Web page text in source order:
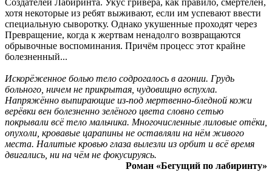
Создателей Лабиринта. Укус гривера, как правило, смертелен,
хотя некоторые из ребят выживают, если им успевают ввести
специальную сыворотку. Однако укушенные проходят через
Превращение, когда к жертвам ненадолго возвращаются
обрывочные воспоминания. Причём процесс этот крайне
болезненный...
Искорёженное болью тело содрогалось в агонии. Грудь
больного, ничем не прикрытая, чудовищно вспухла.
Напряжённо выпирающие из-под мертвенно-бледной кожи
верёвки вен болезненно зелёного цвета словно сетью
покрывали всё тело мальчика. Многочисленные лиловые отёки,
опухоли, кровавые царапины не оставляли на нём живого
места. Налитые кровью глаза вылезли из орбит и всё время
двигались, ни на чём не фокусируясь.
Роман «Бегущий по лабиринту»